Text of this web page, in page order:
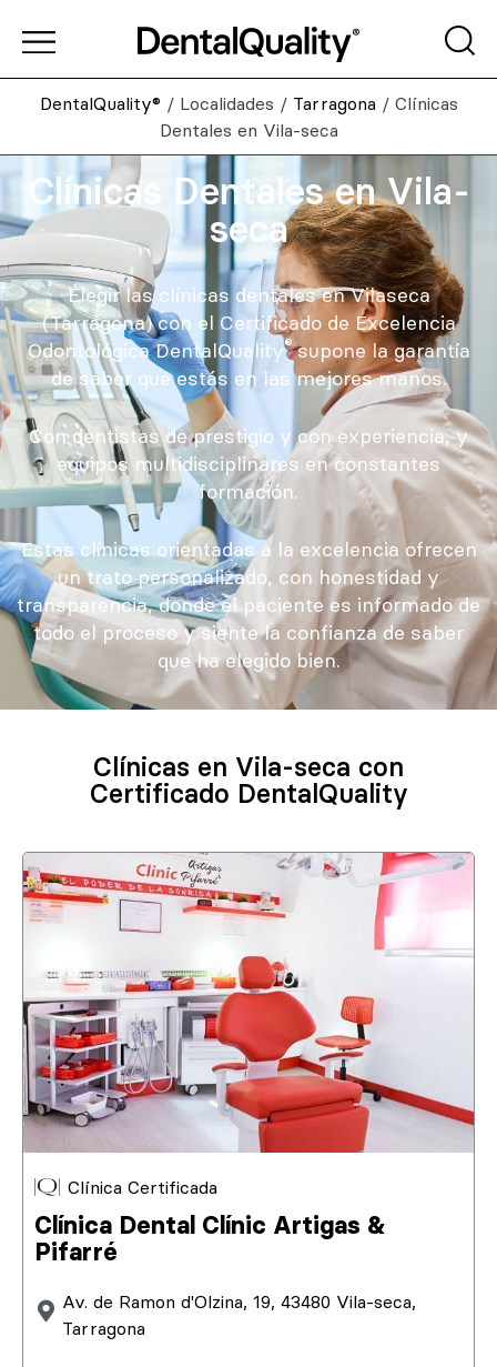
DentalQuality® / Localidades / Tarragona / Clínicas
Dentales en Vila-seca
Clínicas Dentales en Vila-
seca
Elegir las clínicas dentales en Vilaseca
(Tarragona) con el Certificado de Excelencia
Odontológica DentalQuality®supone la garantía
de saber que estás en las mejores manos.
Con dentistas de prestigio y con experiencia, y
equipos multidisciplinares en constantes
formación.
Estas clínicas orientadas a la excelencia ofrecen
un trato personalizado, con honestidad y
transparencia, donde el paciente es informado de
todo el proceso y siente la confianza de saber
que ha elegido bien.
Clínicas en Vila-seca con
Certificado DentalQuality
Clínica Certificada
Clínica Dental Clínic Artigas &
Pifarré
Av. de Ramon d'Olzina, 19, 43480 Vila-seca,
Tarragona